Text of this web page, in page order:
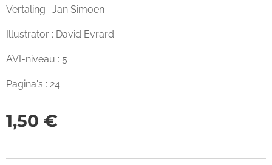
Vertaling : Jan Simoen
Illustrator : David Evrard
AVI-niveau : 5
Pagina's : 24
1,50 €